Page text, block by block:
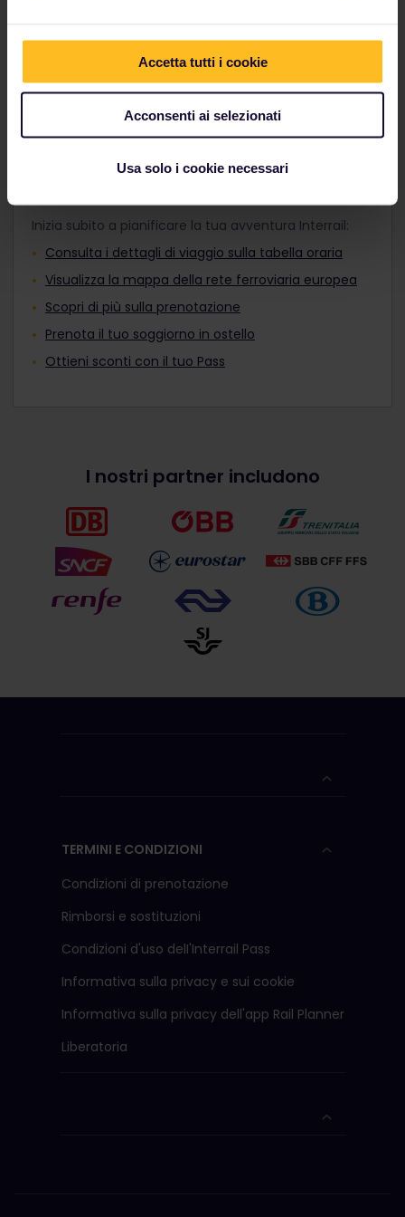
Accetta tutti i cookie
Acconsenti ai selezionati
Usa solo i cookie necessari
I viaggiatori di età compresa tra i 12 e i 27
anni possono viaggiare con un Pass
Giovani.
Scopri i treni europei
Inizia subito a pianificare la tua avventura Interrail:
Consulta i dettagli di viaggio sulla tabella oraria
Visualizza la mappa della rete ferroviaria europea
Scopri di più sulla prenotazione
Prenota il tuo soggiorno in ostello
Ottieni sconti con il tuo Pass
I nostri partner includono
TERMINI E CONDIZIONI
Condizioni di prenotazione
Rimborsi e sostituzioni
Condizioni d'uso delI'Interrail Pass
Informativa sulla privacy e sui cookie
Informativa sulla privacy dell'app Rail Planner
Liberatoria